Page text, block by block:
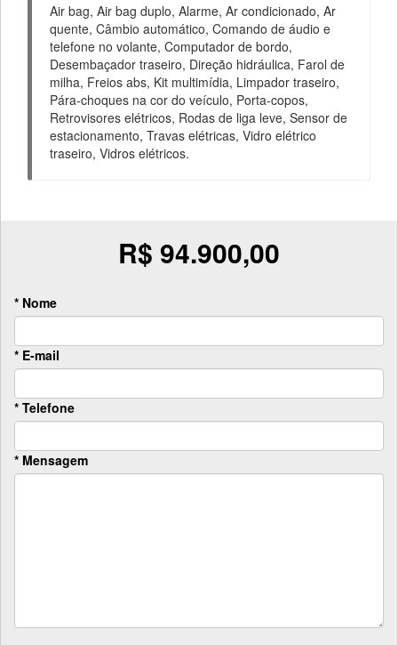
Air bag, Air bag duplo, Alarme, Ar condicionado, Ar
quente, Câmbio automático, Comando de áudio e
telefone no volante, Computador de bordo,
Desembaçador traseiro, Direção hidráulica, Farol de
milha, Freios abs, Kit multimídia, Limpador traseiro,
Pára-choques na cor do veículo, Porta-copos,
Retrovisores elétricos, Rodas de liga leve, Sensor de
estacionamento, Travas elétricas, Vidro elétrico
traseiro, Vidros elétricos.
R$ 94.900,00
* Nome
* E-mail
* Telefone
* Mensagem